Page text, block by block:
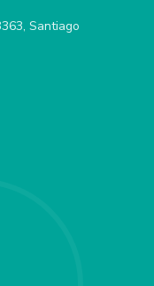
Santiago